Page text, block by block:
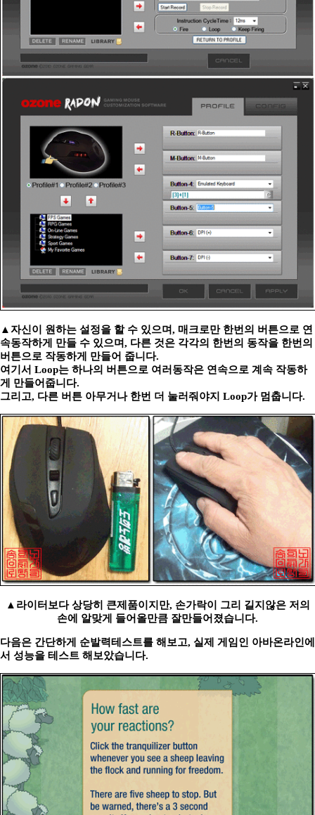
▲자신이 원하는 설정을 할 수 있으며, 매크로만 한번의 버튼으로 연
속동작하게 만들 수 있으며, 다른 것은 각각의 한번의 동작을 한번의
버튼으로 작동하게 만들어 줍니다.
여기서 Loop는 하나의 버튼으로 여러동작은 연속으로 계속 작동하
게 만들어줍니다.
그리고, 다른 버튼 아무거나 한번 더 눌러줘야지 Loop가 멈춥니다.
▲라이터보다 상당히 큰제품이지만, 손가락이 그리 길지않은 저의
손에 알맞게 들어올만큼 잘만들어졌습니다.
다음은 간단하게 순발력테스트를 해보고, 실제 게임인 아바온라인에
서 성능을 테스트 해보았습니다.